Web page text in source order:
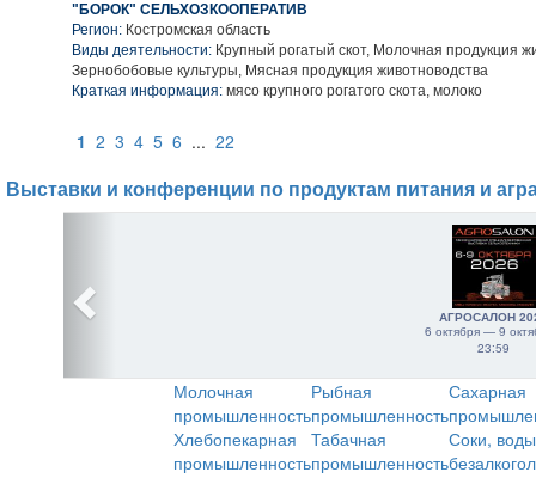
"БОРОК" СЕЛЬХОЗКООПЕРАТИВ
Регион: Костромская область
Виды деятельности: Крупный рогатый скот, Молочная продукция
Зернобобовые культуры, Мясная продукция животноводства
Краткая информация: мясо крупного рогатого скота, молоко
1 2 3 4 5 6 ... 22
Выставки и конференции по продуктам питания и
АГРОСАЛОН
6 октября — 9
23:59
Молочная
промышленность
Рыбная
промышленность
Сахарная
Хлебопекарная
промышленность
Табачная
промышленность
Соки,